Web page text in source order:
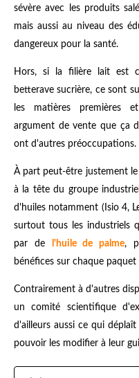
sévère avec les produits
mais aussi au niveau des
dangereux pour la santé.
Hors, si la filière lait est
betterave sucrière, ce sont
les matières premières
argument de vente que ça
ont d'autres préoccupations.
À part peut-être justement
à la tête du groupe
d'huiles notamment (Isio 4,
surtout tous les industriels
par de
l'huile de palme,
bénéfices sur chaque paquet
Contrairement à d'autres
un comité scientifique
d'ailleurs aussi ce qui
pouvoir les modifier à leur